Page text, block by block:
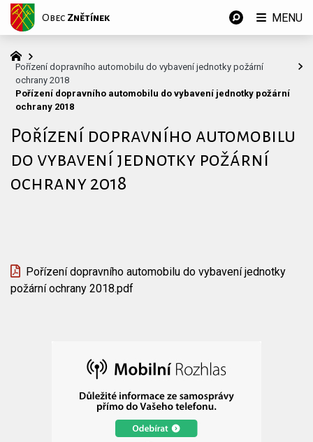
Pořízení dopravního automobilu do vybavení jednotky požární
ochrany 2018
Pořízení dopravního automobilu do vybavení jednotky požární
ochrany 2018
Pořízení dopravního automobilu
do vybavení jednotky požární
ochrany 2018
Pořízení dopravního automobilu do vybavení jednotky
požární ochrany 2018.pdf
Obec Znětínek MENU